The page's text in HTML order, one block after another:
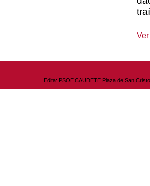
Edita: PSOE CAUDETE Plaza de San